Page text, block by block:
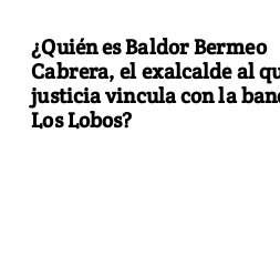
¿Quién es Baldor Bermeo
Cabrera, el exalcalde al
justicia vincula con la
Los Lobos?